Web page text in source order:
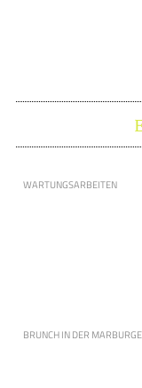
WARTUNGSARBEITEN
BRUNCH IN DER